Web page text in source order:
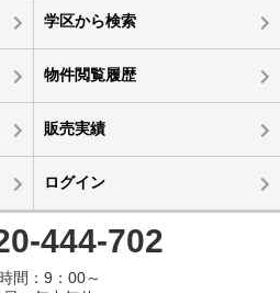
学区から検索
物件閲覧履歴
販売実績
ログイン
444-702
間：9：00～